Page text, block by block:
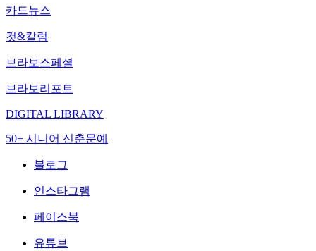
카드뉴스
컷&칼럼
브라보스페셜
브라보리포트
DIGITAL LIBRARY
50+ 시니어 신춘문예
블로그
인스타그램
페이스북
유튜브